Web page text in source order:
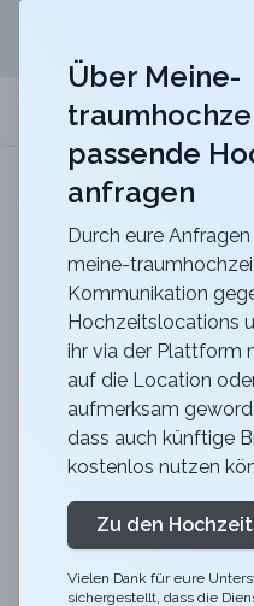
meine-
Hotel Belvoir
Heiraten im
Zurück zur Suche
Steakhouse
Catering
5
Catering
Dienstleistung
ZH
Ein Gartenfest bei Ihnen
Schloss oder an Ihrer
Über Meine-
passende
anfragen
Durch eure
meine-
Kommunikation
Hochzeitslocations
ihr via der Plattform
auf die Location
aufmerksam
dass auch künftige
kostenlos nutzen
Zu den
Vielen Dank für eure
sichergestellt, dass die